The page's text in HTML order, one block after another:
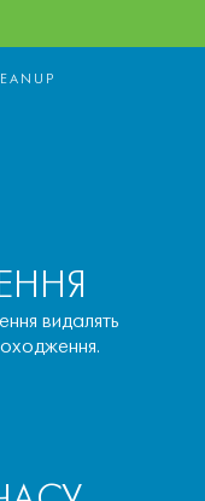
видалять